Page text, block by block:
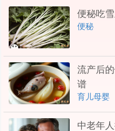
便秘吃
便秘
流产后
谱
育儿母婴
中老年